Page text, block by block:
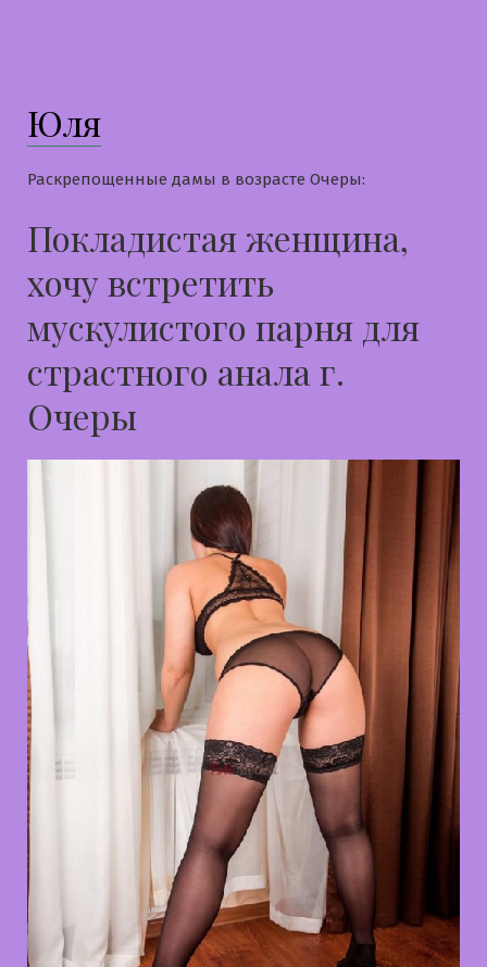
Юля
Раскрепощенные дамы в возрасте Очеры:
Покладистая женщина,
хочу встретить
мускулистого парня для
страстного анала г.
Очеры